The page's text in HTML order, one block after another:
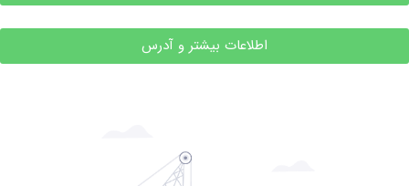
اطلاعات بیشتر و آدرس